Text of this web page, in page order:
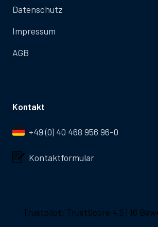
Datenschutz
Impressum
AGB
Kontakt
+49 (0) 40 468 956 96-0
Kontaktformular
Trustpilot: TrustScore 4.5 | 16